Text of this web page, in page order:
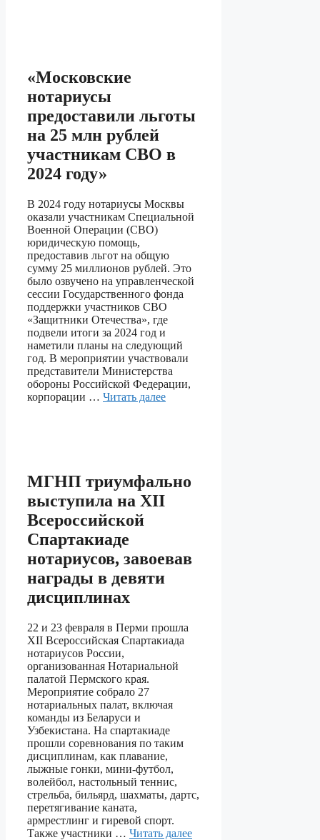
«Московские
нотариусы
предоставили льготы
на 25 млн рублей
участникам СВО в
2024 году»
В 2024 году нотариусы Москвы
оказали участникам Специальной
Военной Операции (СВО)
юридическую помощь,
предоставив льгот на общую
сумму 25 миллионов рублей. Это
было озвучено на управленческой
сессии Государственного фонда
поддержки участников СВО
«Защитники Отечества», где
подвели итоги за 2024 год и
наметили планы на следующий
год. В мероприятии участвовали
представители Министерства
обороны Российской Федерации,
корпорации … Читать далее
МГНП триумфально
выступила на XII
Всероссийской
Спартакиаде
нотариусов, завоевав
награды в девяти
дисциплинах
22 и 23 февраля в Перми прошла
XII Всероссийская Спартакиада
нотариусов России,
организованная Нотариальной
палатой Пермского края.
Мероприятие собрало 27
нотариальных палат, включая
команды из Беларуси и
Узбекистана. На спартакиаде
прошли соревнования по таким
дисциплинам, как плавание,
лыжные гонки, мини-футбол,
волейбол, настольный теннис,
стрельба, бильярд, шахматы, дартс,
перетягивание каната,
армрестлинг и гиревой спорт.
Также участники … Читать далее